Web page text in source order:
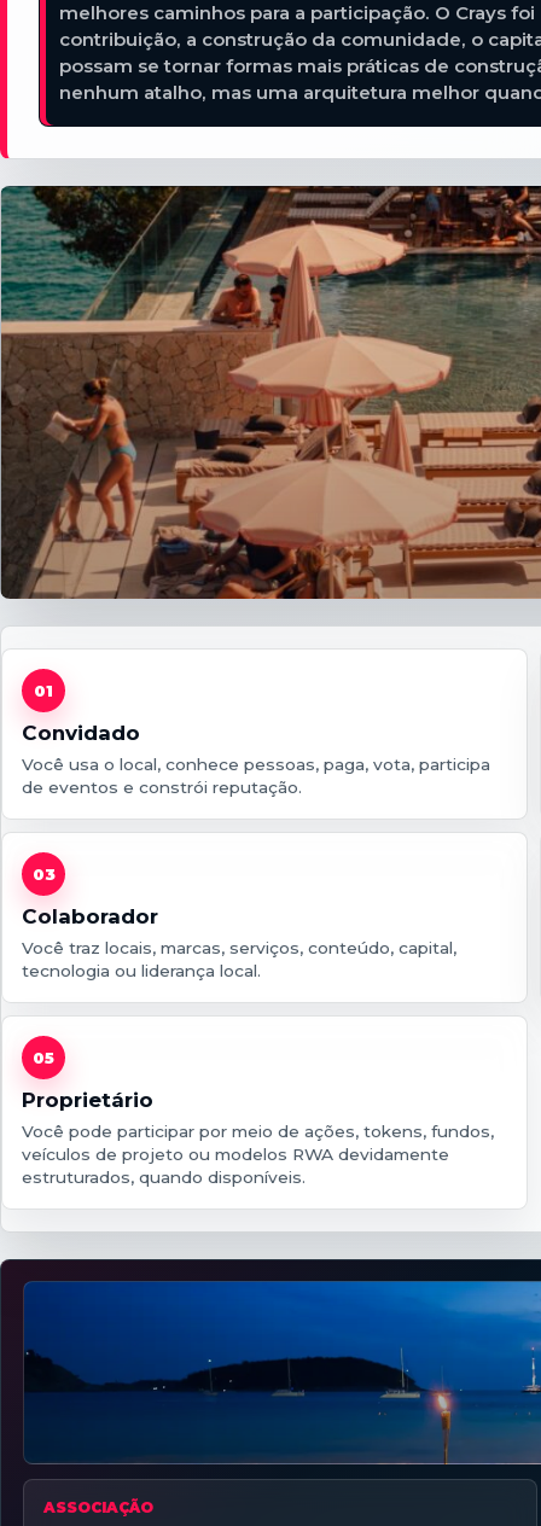
melhores caminhos para a participação. O Crays
contribuição, a construção da comunidade, o
possam se tornar formas mais práticas de
nenhum atalho, mas uma arquitetura melhor
01
Convidado
Você usa o local, conhece pessoas, paga, vota, participa
de eventos e constrói reputação.
03
Colaborador
Você traz locais, marcas, serviços, conteúdo, capital,
tecnologia ou liderança local.
05
Proprietário
Você pode participar por meio de ações, tokens, fundos,
veículos de projeto ou modelos RWA devidamente
estruturados, quando disponíveis.
ASSOCIAÇÃO